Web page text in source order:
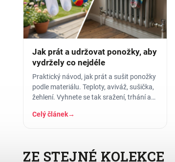
Jak prát a udržovat ponožky, aby
vydržely co nejdéle
Praktický návod, jak prát a sušit ponožky
podle materiálu. Teploty, aviváž, sušička,
žehlení. Vyhnete se tak sražení, trhání a
Celý článek→
ZE STEJNÉ KOLEKCE